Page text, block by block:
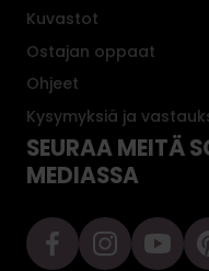
Kuvastot
Ostajan oppaat
Ohjeet
Kysymyksiä ja
SEURAA MEITÄ
MEDIASSA